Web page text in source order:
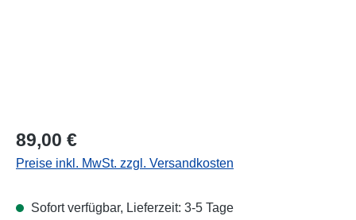
Regulärer Preis:
89,00 €
Preise inkl. MwSt. zzgl. Versandkosten
Sofort verfügbar, Lieferzeit: 3-5 Tage